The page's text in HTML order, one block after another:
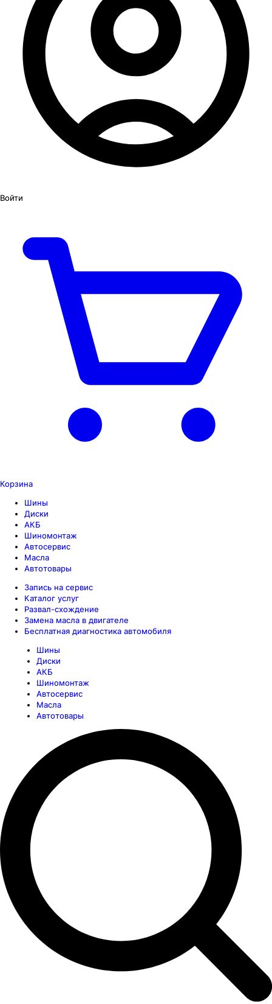
Войти
Корзина
Шины
Диски
АКБ
Шиномонтаж
Автосервис
Масла
Автотовары
Запись на сервис
Каталог услуг
Развал-схождение
Замена масла в двигателе
Бесплатная диагностика автомобиля
Шины
Диски
АКБ
Шиномонтаж
Автосервис
Масла
Автотовары